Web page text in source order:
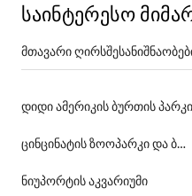
საინტერესო
მთავარი
დიდი ამერიკის ბურთის პარკი
ცინცინატის ზოოპარკი და ბოტანიკური ბაღი
ნიუპორტის აკვარიუმი